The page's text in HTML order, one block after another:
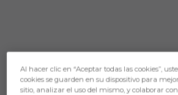
Al hacer clic en “Aceptar todas las cookies”,
cookies se guarden en su dispositivo para
sitio, analizar el uso del mismo, y colaborar